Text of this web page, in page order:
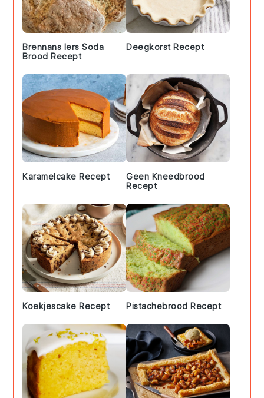
Brennans Iers Soda
Brood Recept
Deegkorst Recept
Karamelcake Recept
Geen Kneedbrood
Recept
Koekjescake Recept Pistachebrood Recept